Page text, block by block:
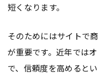
短くなります。
そのためにはサイトで
が重要です。近年では
で、信頼度を高めると